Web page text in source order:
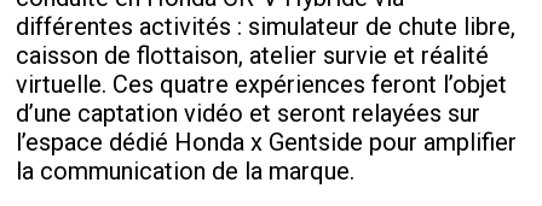
différentes activités : simulateur de chute libre,
caisson de flottaison, atelier survie et réalité
virtuelle. Ces quatre expériences feront l’objet
d’une captation vidéo et seront relayées sur
l’espace dédié Honda x Gentside pour amplifier
la communication de la marque.